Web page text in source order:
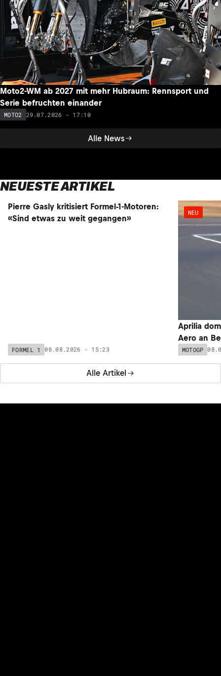
Alle News
Moto2-WM ab 2027 mit mehr Hubraum: Rennsport und
Serie befruchten einander
MOTO2 29.07.2026 - 17:10
NEUESTE ARTIKEL
Alle Artikel
FORMEL 1 08.08.2026 - 15:23
NEU
Aprilia
Aero an
MOTOGP